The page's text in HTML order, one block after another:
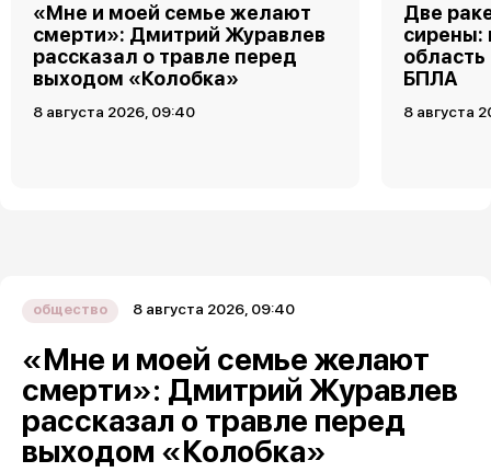
«Мне и моей семье желают
смерти»: Дмитрий Журавлев
рассказал о травле перед
выходом «Колобка»
8 августа 2026, 09:40
Две
сирены:
БПЛА
8 августа
общество 8 августа 2026, 09:40
«Мне и моей семье желают
смерти»: Дмитрий Журавлев
рассказал о травле перед
выходом «Колобка»